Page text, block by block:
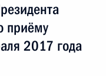
приёму
2017 года